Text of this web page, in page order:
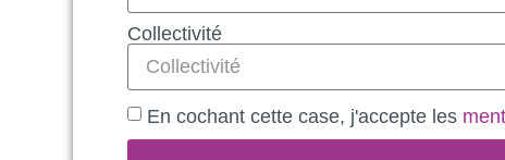
Collectivité
En cochant cette case, j'accepte les